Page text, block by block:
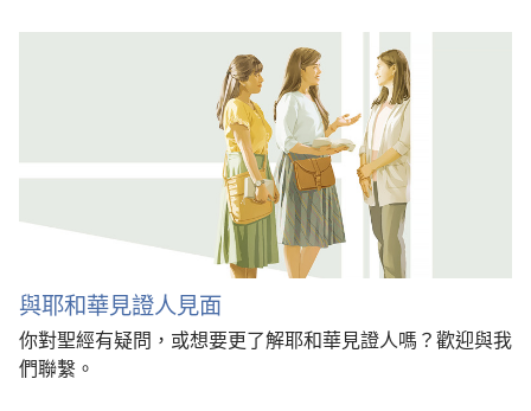
與耶和華見證人見面
你對聖經有疑問，或想要更了解耶和華見證人嗎？歡迎與我
們聯繫。